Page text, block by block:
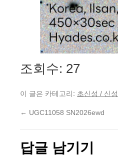
조회수: 27
이 글은 카테고리: 초신성 / 신성
← UGC11058 SN2026ewd
답글 남기기